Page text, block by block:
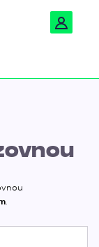
.